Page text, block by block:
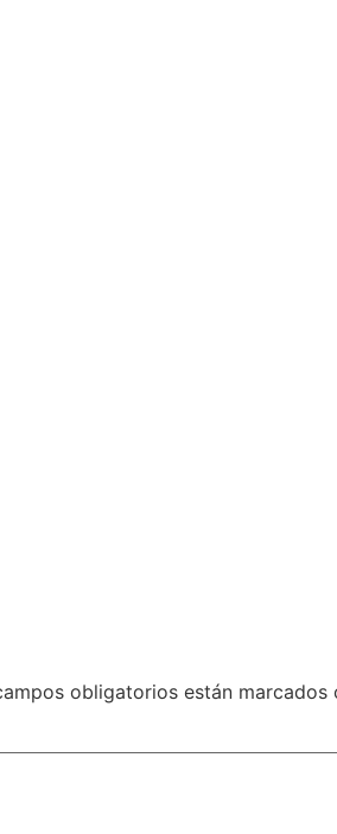
obligatorios están marcados